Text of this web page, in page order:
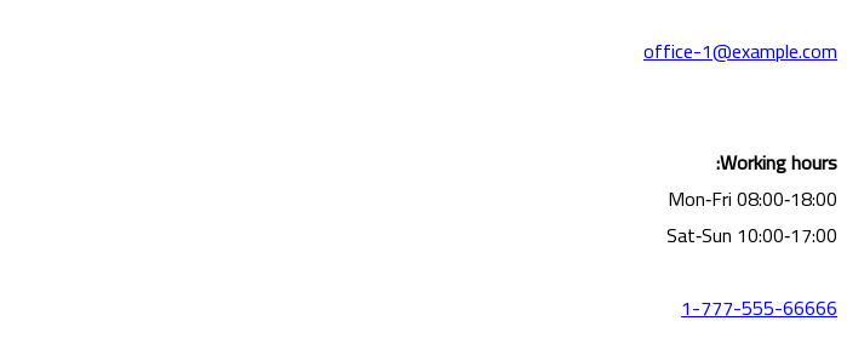
office-1@example.com
Working hours:
Mon‑Fri 08:00‑18:00
Sat‑Sun 10:00‑17:00
1-777-555-66666